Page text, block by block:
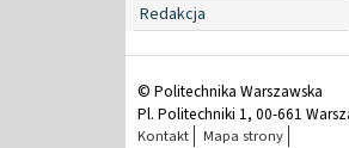
Redakcja
© Politechnika Warszawska
Pl. Politechniki 1, 00-661
Kontakt Mapa strony